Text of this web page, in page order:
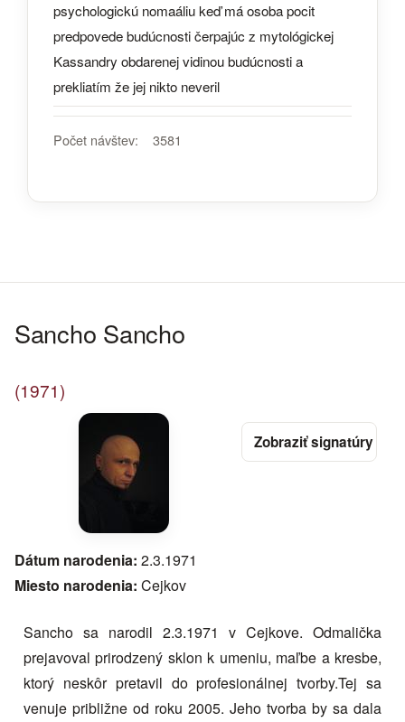
psychologickú nomaáliu keď má osoba pocit
predpovede budúcnosti čerpajúc z mytológickej
Kassandry obdarenej vidinou budúcnosti a
prekliatím že jej nikto neveril
Počet návštev: 3581
Sancho Sancho
(1971)
Dátum narodenia: 2.3.1971
Miesto narodenia: Cejkov
Sancho sa narodil 2.3.1971 v Cejkove. Odmalička
prejavoval prirodzený sklon k umeniu, maľbe a kresbe,
ktorý neskôr pretavil do profesionálnej tvorby.Tej sa
venuje približne od roku 2005. Jeho tvorba by sa dala